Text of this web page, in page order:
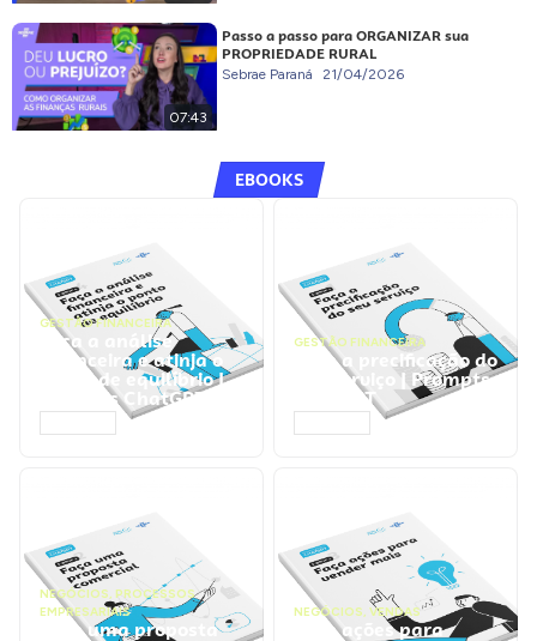
07:43
Passo a passo para ORGANIZAR sua
PROPRIEDADE RURAL
Sebrae Paraná 21/04/2026
EBOOKS
GESTÃO FINANCEIRA
Faça a análise
financeira e atinja o
ponto de equilíbrio |
Prompts ChatGPT
GESTÃO FINANCEIRA
Faça a precificação do
seu serviço | Prompts
ChatGPT
NEGÓCIOS, PROCESSOS
EMPRESARIAIS
Faça uma proposta
NEGÓCIOS, VENDAS
Faça ações para